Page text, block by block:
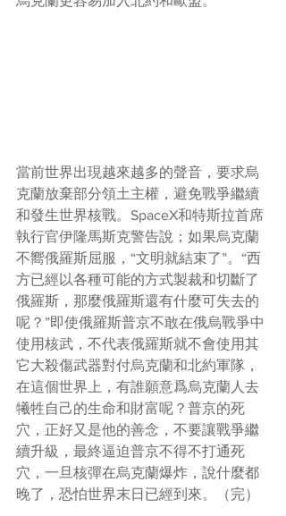
當前世界出現越來越多的聲音，要求烏
克蘭放棄部分領土主權，避免戰爭繼續
和發生世界核戰。SpaceX和特斯拉首席
執行官伊隆馬斯克警告說；如果烏克蘭
不嚮俄羅斯屈服，“文明就結束了”。“西
方已經以各種可能的方式製裁和切斷了
俄羅斯，那麼俄羅斯還有什麼可失去的
呢？”即使俄羅斯普京不敢在俄烏戰爭中
使用核武，不代表俄羅斯就不會使用其
它大殺傷武器對付烏克蘭和北約軍隊，
在這個世界上，有誰願意爲烏克蘭人去
犧牲自己的生命和財富呢？普京的死
穴，正好又是他的善念，不要讓戰爭繼
續升級，最終逼迫普京不得不打通死
穴，一旦核彈在烏克蘭爆炸，說什麼都
晚了，恐怕世界末日已經到來。（完）